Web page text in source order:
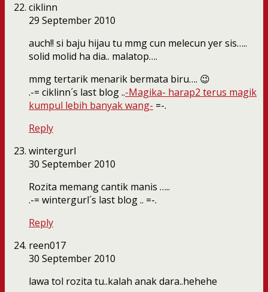
ciklinn
29 September 2010
auch!! si baju hijau tu mmg cun melecun yer sis…..
solid molid ha dia.. malatop….
mmg tertarik menarik bermata biru…. 😉
.-= ciklinn´s last blog ..-Magika- harap2 terus magik
kumpul lebih banyak wang- =-.
Reply
wintergurl
30 September 2010
Rozita memang cantik manis …..
.-= wintergurl´s last blog .. =-.
Reply
reen017
30 September 2010
lawa tol rozita tu..kalah anak dara..hehehe